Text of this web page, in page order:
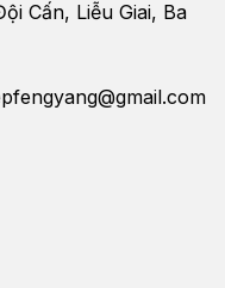
Cấn, Liễu Giai, Ba